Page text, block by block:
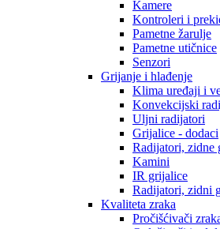
Kamere
Kontroleri i
Pametne žarulje
Pametne utičnice
Senzori
Grijanje i hlađenje
Klima uređaji i
Konvekcijski
Uljni radijatori
Grijalice - dodaci
Radijatori, zidne
Kamini
IR grijalice
Radijatori, zidni
Kvaliteta zraka
Pročišćivači